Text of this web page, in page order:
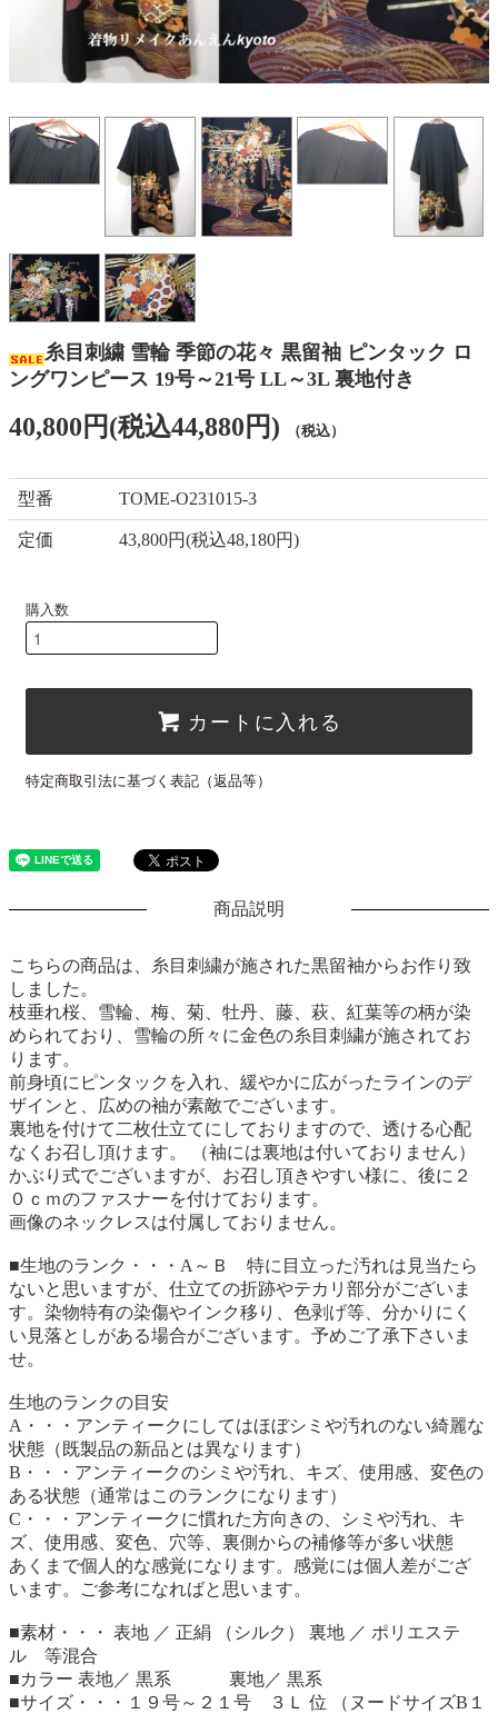
糸目刺繍 雪輪 季節の花々 黒留袖 ピンタック ロ
ングワンピース 19号～21号 LL～3L 裏地付き
40,800円(税込44,880円) （税込）
型番 TOME-O231015-3
定価 43,800円(税込48,180円)
購入数
カートに入れる
特定商取引法に基づく表記（返品等）
商品説明
こちらの商品は、糸目刺繍が施された黒留袖からお作り致
しました。
枝垂れ桜、雪輪、梅、菊、牡丹、藤、萩、紅葉等の柄が染
められており、雪輪の所々に金色の糸目刺繍が施されてお
ります。
前身頃にピンタックを入れ、緩やかに広がったラインのデ
ザインと、広めの袖が素敵でございます。
裏地を付けて二枚仕立てにしておりますので、透ける心配
なくお召し頂けます。 （袖には裏地は付いておりません）
かぶり式でございますが、お召し頂きやすい様に、後に２
０ｃｍのファスナーを付けております。
画像のネックレスは付属しておりません。
■生地のランク・・・A～Ｂ 特に目立った汚れは見当たら
ないと思いますが、仕立ての折跡やテカリ部分がございま
す。染物特有の染傷やインク移り、色剥げ等、分かりにく
い見落としがある場合がございます。予めご了承下さいま
せ。
生地のランクの目安
A・・・アンティークにしてはほぼシミや汚れのない綺麗な
状態（既製品の新品とは異なります）
B・・・アンティークのシミや汚れ、キズ、使用感、変色の
ある状態（通常はこのランクになります）
C・・・アンティークに慣れた方向きの、シミや汚れ、キ
ズ、使用感、変色、穴等、裏側からの補修等が多い状態
あくまで個人的な感覚になります。感覚には個人差がござ
います。ご参考になればと思います。
■素材・・・ 表地 ／ 正絹 （シルク） 裏地 ／ ポリエステ
ル 等混合
■カラー 表地／ 黒系 裏地／ 黒系
■サイズ・・・１９号～２１号 ３Ｌ 位 （ヌードサイズB１